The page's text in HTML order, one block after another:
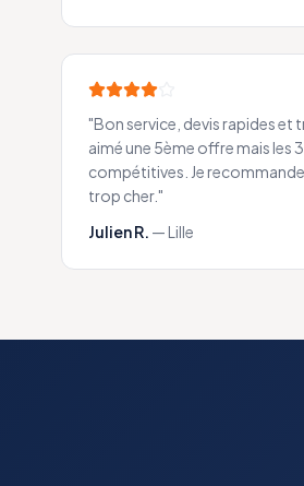
"Bon service, devis rapides et
aimé une 5ème offre mais les
compétitives. Je
trop cher."
Julien R. —Lille